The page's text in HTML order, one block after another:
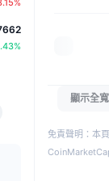
%
%
顯示全寬
免責聲明：本